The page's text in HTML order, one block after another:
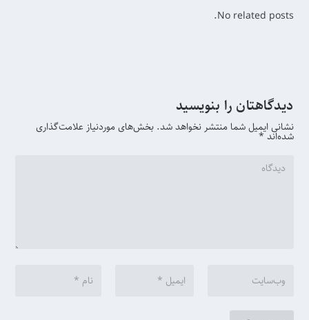
No related posts.
دیدگاهتان را بنویسید
نشانی ایمیل شما منتشر نخواهد شد. بخش‌های موردنیاز علامت‌گذاری
شده‌اند*